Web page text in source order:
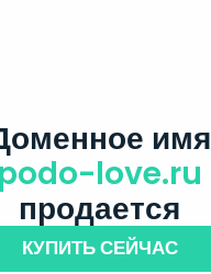
имя
podo-love.ru
продается
КУПИТЬ СЕЙЧАС